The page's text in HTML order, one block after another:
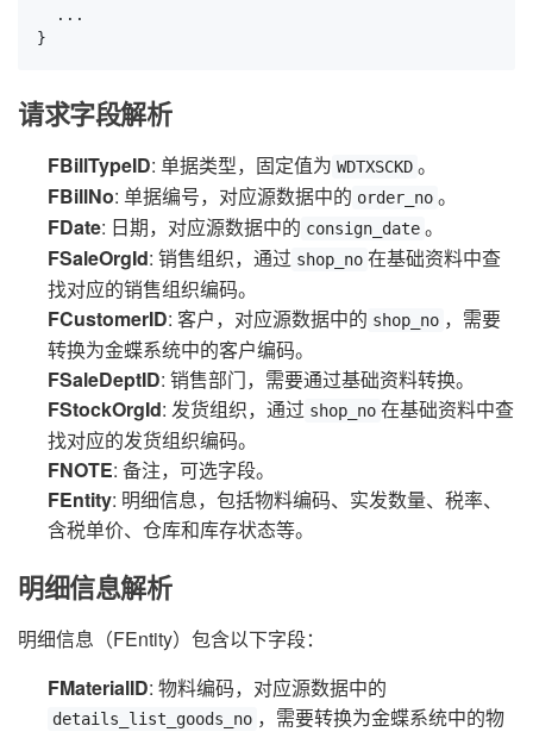
  ...
}
请求字段解析
FBillTypeID: 单据类型，固定值为 WDTXSCKD 。
FBillNo: 单据编号，对应源数据中的 order_no 。
FDate: 日期，对应源数据中的 consign_date 。
FSaleOrgId: 销售组织，通过 shop_no 在基础资料中查
找对应的销售组织编码。
FCustomerID: 客户，对应源数据中的 shop_no ，需要
转换为金蝶系统中的客户编码。
FSaleDeptID: 销售部门，需要通过基础资料转换。
FStockOrgId: 发货组织，通过 shop_no 在基础资料中查
找对应的发货组织编码。
FNOTE: 备注，可选字段。
FEntity: 明细信息，包括物料编码、实发数量、税率、
含税单价、仓库和库存状态等。
明细信息解析
明细信息（FEntity）包含以下字段：
FMaterialID: 物料编码，对应源数据中的
details_list_goods_no ，需要转换为金蝶系统中的物